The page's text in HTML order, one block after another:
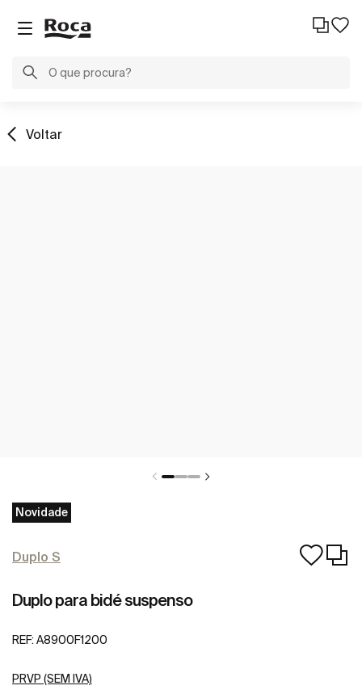
Voltar
Novidade
Duplo S
Duplo para bidé suspenso
REF: A8900F1200
PRVP (SEM IVA)